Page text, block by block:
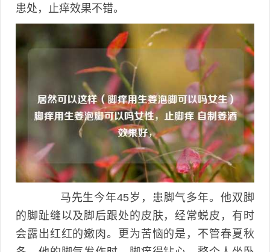
患处，止痒效果不错。
马先生今年45岁，患脚气多年。他双脚
的脚趾缝以及脚后跟处的皮肤，经常蜕皮，有时
会露出红红的嫩肉。更为苦恼的是，不管春夏秋